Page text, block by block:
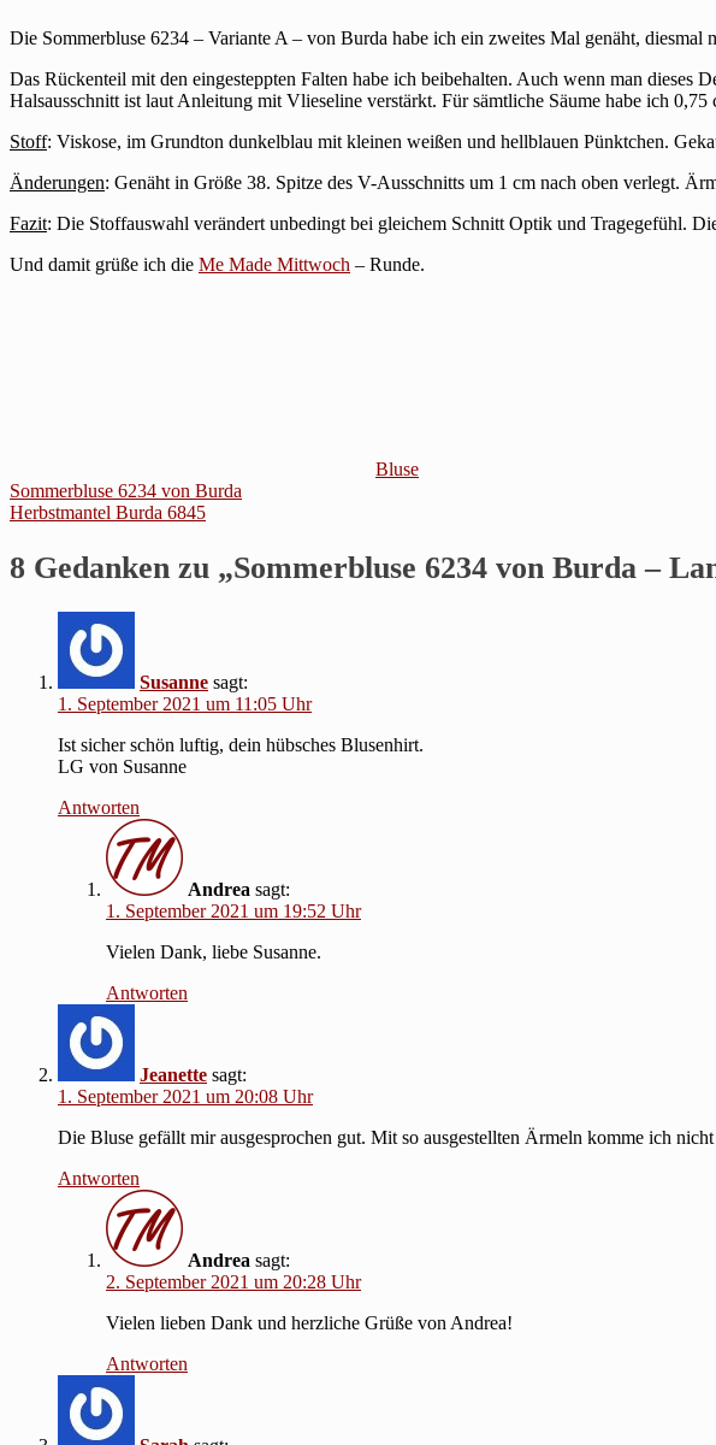
Die Sommerbluse 6234 – Variante A – von Burda habe ich ein zweites Mal genäht,
Das Rückenteil mit den eingesteppten Falten habe ich beibehalten. Auch wenn man
Halsausschnitt ist laut Anleitung mit Vlieseline verstärkt. Für sämtliche Säume habe ich
Stoff: Viskose, im Grundton dunkelblau mit kleinen weißen und hellblauen Pünktchen.
Änderungen: Genäht in Größe 38. Spitze des V-Ausschnitts um 1 cm nach oben verlegt.
Fazit: Die Stoffauswahl verändert unbedingt bei gleichem Schnitt Optik und Tragegefühl.
Und damit grüße ich die Me Made Mittwoch – Runde.
Bluse
Beitragsnavigation
Sommerbluse 6234 von Burda
Herbstmantel Burda 6845
8 Gedanken zu „Sommerbluse 6234 von Burda –
Susanne sagt:
1. September 2021 um 11:05 Uhr
Ist sicher schön luftig, dein hübsches Blusenhirt.
LG von Susanne
Antworten
Andrea sagt:
1. September 2021 um 19:52 Uhr
Vielen Dank, liebe Susanne.
Antworten
Jeanette sagt:
1. September 2021 um 20:08 Uhr
Die Bluse gefällt mir ausgesprochen gut. Mit so ausgestellten Ärmeln komme ich
Antworten
Andrea sagt:
2. September 2021 um 20:28 Uhr
Vielen lieben Dank und herzliche Grüße von Andrea!
Antworten